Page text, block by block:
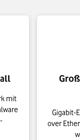
mit
Gigabit-
over